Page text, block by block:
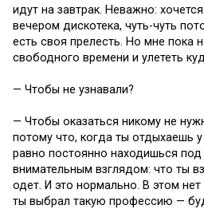
идут на завтрак. Неважно:
вечером дискотека, чуть-чуть
есть своя прелесть. Но мне пока
свободного времени и улететь
— Чтобы не узнавали?
— Чтобы оказаться никому не
потому что, когда ты отдыхаешь
равно постоянно находишься
внимательным взглядом: что ты
одет. И это нормально. В этом
ты выбрал такую профессию —